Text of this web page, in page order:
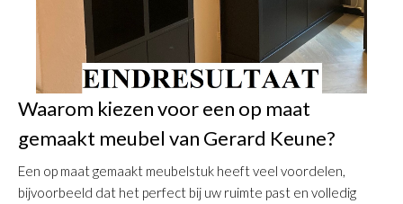
Waarom kiezen voor een op maat
gemaakt meubel van Gerard Keune?
Een op maat gemaakt meubelstuk heeft veel voordelen,
bijvoorbeeld dat het perfect bij uw ruimte past en volledig